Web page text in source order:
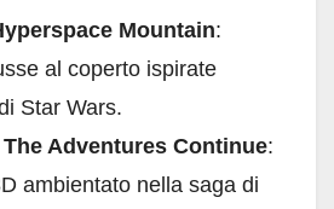
Mountain:
al coperto ispirate
Star Wars.
Adventures Continue:
ambientato nella saga di